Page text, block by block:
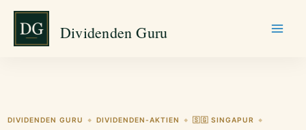
Zum
springen
Dividenden Guru
DIVIDENDEN GURU ◆ DIVIDENDEN-AKTIEN ◆ 🇸🇬 SINGAPUR ◆